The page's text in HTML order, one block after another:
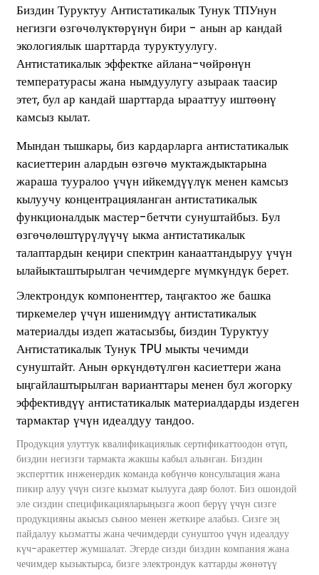
Биздин Туруктуу Антистатикалык Тунук ТПУнун
негизги өзгөчөлүктөрүнүн бири - анын ар кандай
экологиялык шарттарда туруктуулугу.
Антистатикалык эффектке айлана-чөйрөнүн
температурасы жана нымдуулугу азыраак таасир
этет, бул ар кандай шарттарда ырааттуу иштөөнү
камсыз кылат.
Мындан тышкары, биз кардарларга антистатикалык
касиеттерин алардын өзгөчө муктаждыктарына
жараша тууралоо үчүн ийкемдүүлүк менен камсыз
кылуучу концентрацияланган антистатикалык
функционалдык мастер-бетчти сунуштайбыз. Бул
өзгөчөлөштүрүлүүчү ыкма антистатикалык
талаптардын кеңири спектрин канааттандыруу үчүн
ылайыкташтырылган чечимдерге мүмкүндүк берет.
Электрондук компоненттер, таңгактоо же башка
тиркемелер үчүн ишенимдүү антистатикалык
материалды издеп жатасызбы, биздин Туруктуу
Антистатикалык Тунук TPU мыкты чечимди
сунуштайт. Анын өркүндөтүлгөн касиеттери жана
ыңгайлаштырылган варианттары менен бул жогорку
эффективдүү антистатикалык материалдарды издеген
тармактар ​​үчүн идеалдуу тандоо.
Продукция улуттук квалификациялык сертификаттоодон өтүп,
биздин негизги тармакта жакшы кабыл алынган. Биздин
эксперттик инженердик команда көбүнчө консультация жана
пикир алуу үчүн сизге кызмат кылууга даяр болот. Биз ошондой
эле сиздин спецификацияларыңызга жооп берүү үчүн сизге
продукцияны акысыз сыноо менен жеткире алабыз. Сизге эң
пайдалуу кызматты жана чечимдерди сунуштоо үчүн идеалдуу
күч-аракеттер жумшалат. Эгерде сизди биздин компания жана
чечимдер кызыктырса, бизге электрондук каттарды жөнөтүү